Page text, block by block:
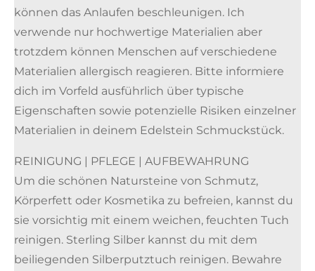
können das Anlaufen beschleunigen. Ich
verwende nur hochwertige Materialien aber
trotzdem können Menschen auf verschiedene
Materialien allergisch reagieren. Bitte informiere
dich im Vorfeld ausführlich über typische
Eigenschaften sowie potenzielle Risiken einzelner
Materialien in deinem Edelstein Schmuckstück.
REINIGUNG | PFLEGE | AUFBEWAHRUNG
Um die schönen Natursteine von Schmutz,
Körperfett oder Kosmetika zu befreien, kannst du
sie vorsichtig mit einem weichen, feuchten Tuch
reinigen. Sterling Silber kannst du mit dem
beiliegenden Silberputztuch reinigen. Bewahre